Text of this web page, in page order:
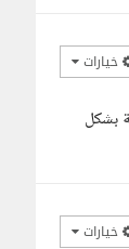
خيارات
بشكل
خيارات